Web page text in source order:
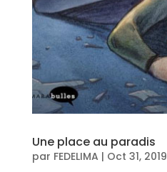
Une place au paradis
par FEDELIMA | Oct 31, 2019